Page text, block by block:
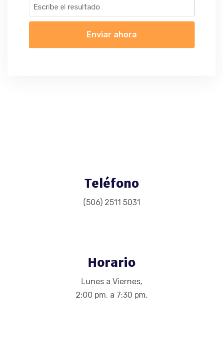
Enviar ahora
Teléfono
(506) 2511 5031
Horario
Lunes a Viernes,
2:00 pm. a 7:30 pm.